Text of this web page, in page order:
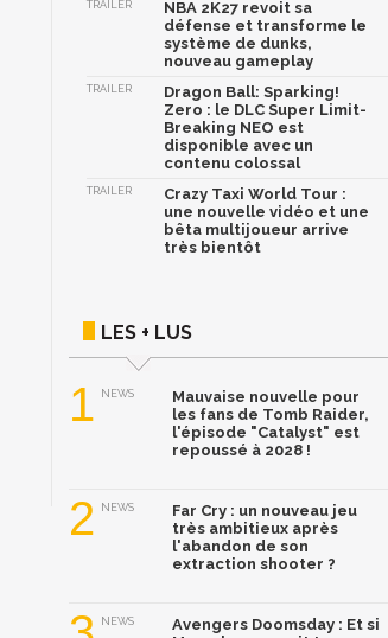
TRAILER
NBA 2K27 revoit sa
défense et transforme le
système de dunks,
nouveau gameplay
TRAILER
Dragon Ball: Sparking!
Zero : le DLC Super Limit-
Breaking NEO est
disponible avec un
contenu colossal
TRAILER
Crazy Taxi World Tour :
une nouvelle vidéo et une
bêta multijoueur arrive
très bientôt
LES + LUS
1 NEWS
Mauvaise nouvelle pour
les fans de Tomb Raider,
l'épisode "Catalyst" est
repoussé à 2028 !
2 NEWS
Far Cry : un nouveau jeu
très ambitieux après
l'abandon de son
extraction shooter ?
NEWS
Avengers Doomsday : Et si